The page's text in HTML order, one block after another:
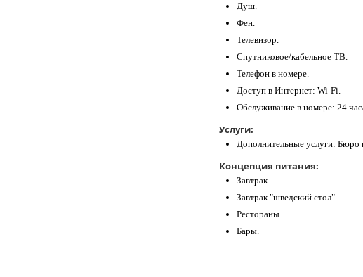
Душ.
Фен.
Телевизор.
Спутниковое/кабельное ТВ.
Телефон в номере.
Доступ в Интернет: Wi-Fi.
Обслуживание в номере: 24
Услуги:
Дополнительные услуги: Бюро
Концепция питания:
Завтрак.
Завтрак "шведский стол".
Рестораны.
Бары.